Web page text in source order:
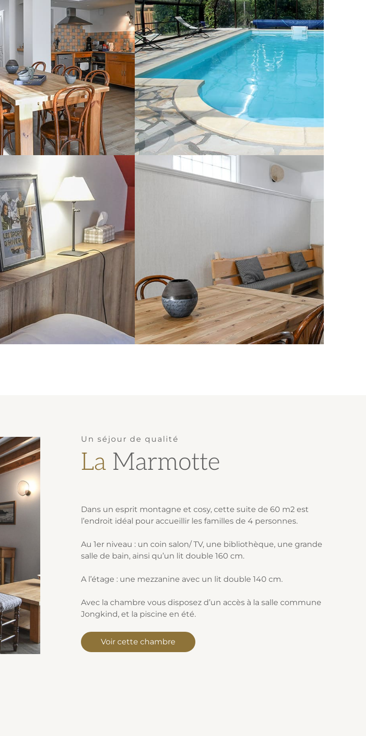
Un séjour de qualité
La Marmotte
Dans un esprit montagne et cosy, cette suite de 60 m2 est
l’endroit idéal pour accueillir les familles de 4 personnes.
Au 1er niveau : un coin salon/ TV, une bibliothèque, une grande
salle de bain, ainsi qu’un lit double 160 cm.
A l’étage : une mezzanine avec un lit double 140 cm.
Avec la chambre vous disposez d’un accès à la salle commune
Jongkind, et la piscine en été.
Voir cette chambre